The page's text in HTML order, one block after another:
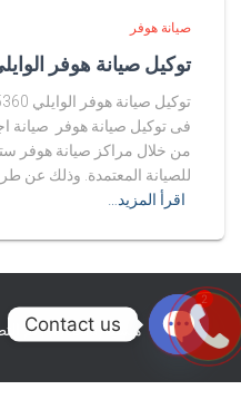
صيانة هوفر
توكيل صيانة هوفر الوايلي
فى توكيل صيانة هوفر صيانة
من خلال مراكز صيانة هوفر
للصيانة المعتمدة. وذلك عن
اقرأ المزيد…
هستيا (Hestia) | تّم التطوير بواسطةContact us
2